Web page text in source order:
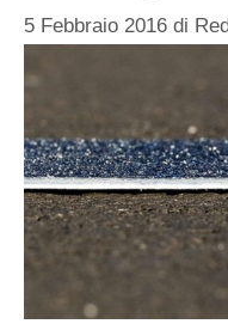
5 Febbraio 2016 di